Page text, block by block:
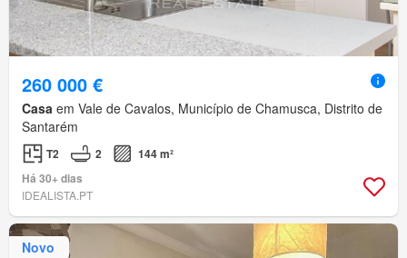
260 000 €
Casa em Vale de Cavalos, Município de Chamusca, Distrito de
Santarém
T2 2
144 m²
Há 30+ dias
IDEALISTA.PT
Novo